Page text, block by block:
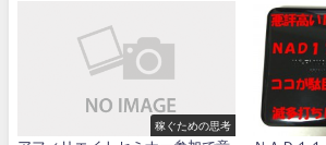
稼ぐための思考